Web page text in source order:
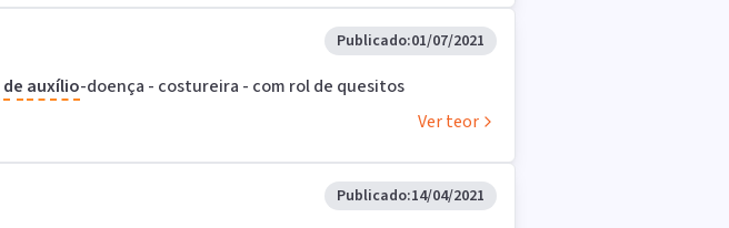
Publicado:01/07/2021
de auxílio-doença - costureira - com rol de quesitos
Ver teor
Publicado:14/04/2021